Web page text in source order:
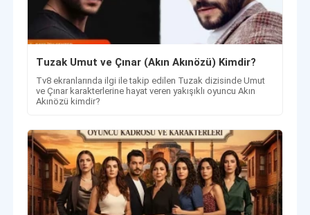
Tuzak Umut ve Çınar (Akın Akınözü) Kimdir?
Tv8 ekranlarında ilgi ile takip edilen Tuzak dizisinde Umut
ve Çınar karakterlerine hayat veren yakışıklı oyuncu Akın
Akınözü kimdir?